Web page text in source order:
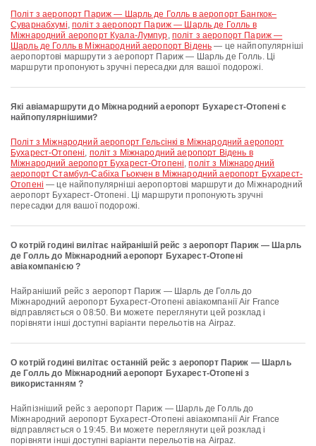
політ з аеропорт Париж — Шарль де Голль в аеропорт Бангкок–
Суварнабхумі, політ з аеропорт Париж — Шарль де Голль в
Міжнародний аеропорт Куала-Лумпур, політ з аеропорт Париж —
Шарль де Голль в Міжнародний аеропорт Відень — це найпопулярніші
аеропортові маршрути з аеропорт Париж — Шарль де Голль. Ці
маршрути пропонують зручні пересадки для вашої подорожі.
Які авіамаршрути до Міжнародний аеропорт Бухарест-Отопені є
найпопулярнішими?
політ з Міжнародний аеропорт Гельсінкі в Міжнародний аеропорт
Бухарест-Отопені, політ з Міжнародний аеропорт Відень в
Міжнародний аеропорт Бухарест-Отопені,політ з Міжнародний
аеропорт Стамбул-Сабіха Гьокчен в Міжнародний аеропорт Бухарест-
Отопені — це найпопулярніші аеропортові маршрути до Міжнародний
аеропорт Бухарест-Отопені. Ці маршрути пропонують зручні
пересадки для вашої подорожі.
О котрій годині вилітає найранішій рейс з аеропорт Париж — Шарль
де Голль до Міжнародний аеропорт Бухарест-Отопені
авіакомпанією ?
Найраніший рейс з аеропорт Париж — Шарль де Голль до
Міжнародний аеропорт Бухарест-Отопені авіакомпанії Air France
відправляється о 08:50. Ви можете переглянути цей розклад і
порівняти інші доступні варіанти перельотів на Airpaz.
О котрій годині вилітає останній рейс з аеропорт Париж — Шарль
де Голль до Міжнародний аеропорт Бухарест-Отопені з
використанням ?
Найпізніший рейс з аеропорт Париж — Шарль де Голль до
Міжнародний аеропорт Бухарест-Отопені авіакомпанії Air France
відправляється о 19:45. Ви можете переглянути цей розклад і
порівняти інші доступні варіанти перельотів на Airpaz.